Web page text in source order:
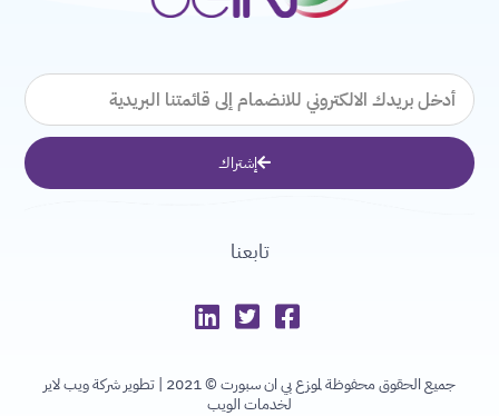
البريد
الإلكتروني
إشتراك
تابعنا
جميع الحقوق محفوظة لموزع بي ان سبورت © 2021 |
تطوير شركة ويب لاير
لخدمات الويب